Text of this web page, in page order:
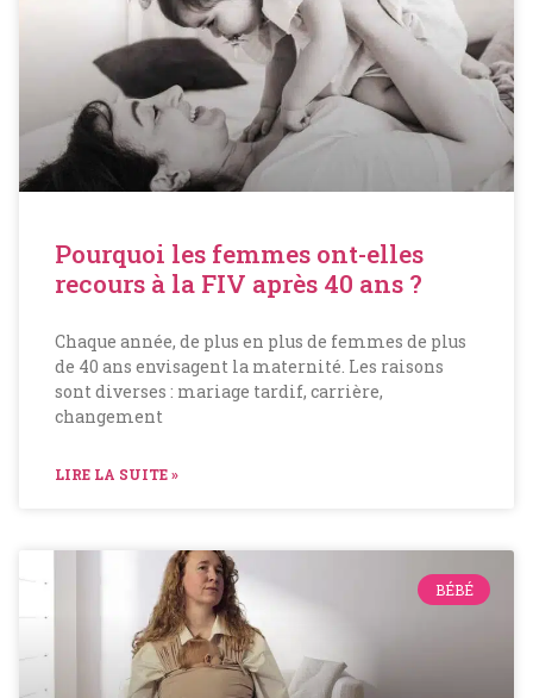
Pourquoi les femmes ont-elles
recours à la FIV après 40 ans ?
Chaque année, de plus en plus de femmes de plus
de 40 ans envisagent la maternité. Les raisons
sont diverses : mariage tardif, carrière,
changement
LIRE LA SUITE »
BÉBÉ